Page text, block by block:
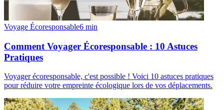
Voyage Écoresponsable6 min
Comment Voyager Écoresponsable : 10 Astuces
Pratiques
Voyager écoresponsable, c'est possible ! Voici 10 astuces pratiques
pour réduire votre empreinte écologique lors de vos déplacements.